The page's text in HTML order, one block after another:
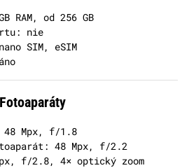
RAM, od 256 GB
nie
SIM, eSIM
Fotoaparáty
48 Mpx, f/1.8
48 Mpx, f/2.2
f/2.8, 4× optický zoom